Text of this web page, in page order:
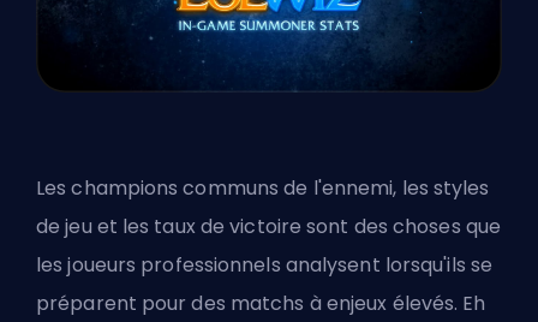
Les champions communs de l'ennemi, les styles
de jeu et les taux de victoire sont des choses que
les joueurs professionnels analysent lorsqu'ils se
préparent pour des matchs à enjeux élevés. Eh